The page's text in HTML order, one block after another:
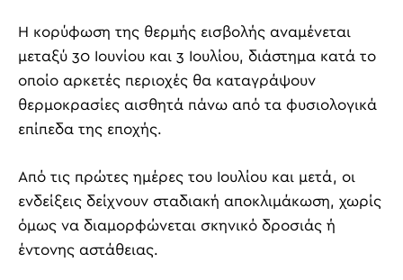
Η κορύφωση της θερμής εισβολής αναμένεται
μεταξύ 30 Ιουνίου και 3 Ιουλίου, διάστημα κατά το
οποίο αρκετές περιοχές θα καταγράψουν
θερμοκρασίες αισθητά πάνω από τα φυσιολογικά
επίπεδα της εποχής.
Από τις πρώτες ημέρες του Ιουλίου και μετά, οι
ενδείξεις δείχνουν σταδιακή αποκλιμάκωση, χωρίς
όμως να διαμορφώνεται σκηνικό δροσιάς ή
έντονης αστάθειας.